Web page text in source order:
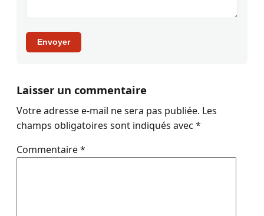
Envoyer
Laisser un commentaire
Votre adresse e-mail ne sera pas publiée. Les
champs obligatoires sont indiqués avec *
Commentaire*